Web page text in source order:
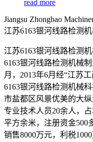
read more
Jiangsu Zhongbao
江苏6163银河线路检测
江苏6163银河线路检测
6163银河线路检测机械
月，2013年6月经“江苏
6163银河线路检测机械
市盐都区风景优美的大
专业技术人员20余人，
平方余米，注册资金500
销售8000万元，利税